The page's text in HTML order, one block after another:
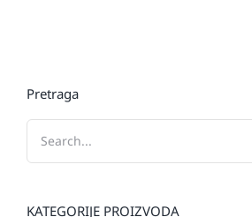
Pretraga
KATEGORIJE PROIZVODA